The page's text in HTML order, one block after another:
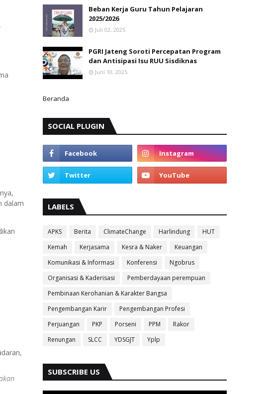
dalam
Beban Kerja Guru Tahun Pelajaran
2025/2026
Juli 02, 2025
PGRI Jateng Soroti Percepatan Program
dan Antisipasi Isu RUU Sisdiknas
Juni 10, 2025
Beranda
SOCIAL PLUGIN
LABELS
APKS Berita ClimateChange Harlindung
HUT
Kemah
Kerjasama Kesra & Naker
Keuangan
Komunikasi & Informasi
Konferensi
Ngobrus
Organisasi & Kaderisasi
Pemberdayaan perempuan
Pembinaan Kerohanian & Karakter Bangsa
Pengembangan Karir
Pengembangan Profesi
Perjuangan
PKP Porseni PPM
Rakor
Renungan
SLCC YDSGJT Yplp
SUBSCRIBE US